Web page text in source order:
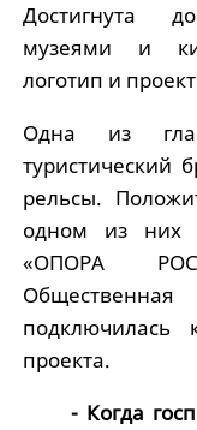
Достигнута
музеями и
логотип и
Одна из
туристический
рельсы.
одном из них
«ОПОРА
подключилась
проекта.
- Когда